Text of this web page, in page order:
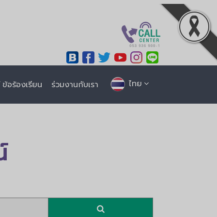
อร้องเรียน ร่วมงานกับเรา ไทย